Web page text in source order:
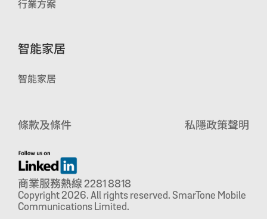
行業方案
智能家居
智能家居
商業服務熱線 2281 8818
Copyright 2026. All rights reserved. SmarTone Mobile
Communications Limited.
條款及條件 私隱政策聲明